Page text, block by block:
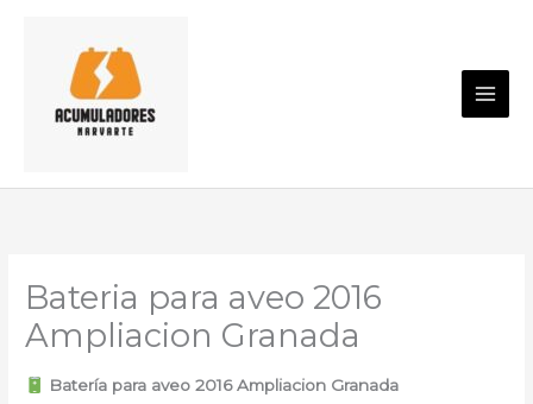
contenido
Bateria para aveo 2016
Ampliacion Granada
Batería para aveo 2016 Ampliacion Granada